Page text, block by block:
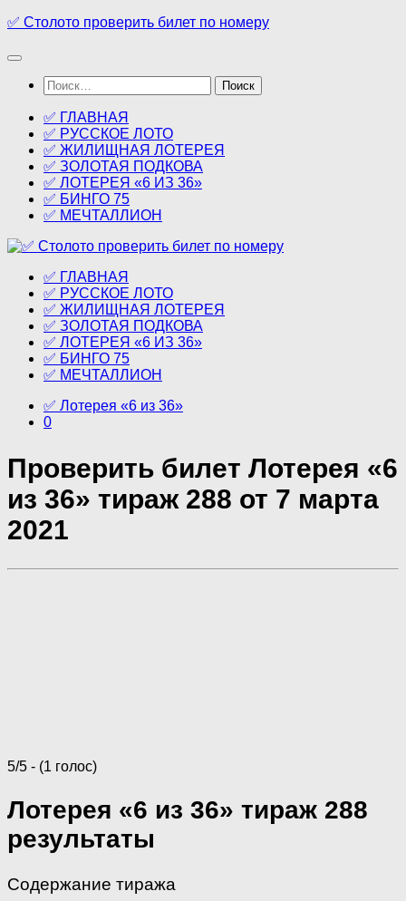
Перейти
содержимому
✅ Столото проверить билет по номеру
Найти:
✅ ГЛАВНАЯ
✅ РУССКОЕ ЛОТО
✅ ЖИЛИЩНАЯ ЛОТЕРЕЯ
✅ ЗОЛОТАЯ ПОДКОВА
✅ ЛОТЕРЕЯ «6 ИЗ 36»
✅ БИНГО 75
✅ МЕЧТАЛЛИОН
✅ ГЛАВНАЯ
✅ РУССКОЕ ЛОТО
✅ ЖИЛИЩНАЯ ЛОТЕРЕЯ
✅ ЗОЛОТАЯ ПОДКОВА
✅ ЛОТЕРЕЯ «6 ИЗ 36»
✅ БИНГО 75
✅ МЕЧТАЛЛИОН
✅ Лотерея «6 из 36»
0
Проверить билет Лотерея «6
из 36» тираж 288 от 7 марта
2021
5/5 - (1 голос)
Лотерея «6 из 36» тираж 288
результаты
Содержание тиража